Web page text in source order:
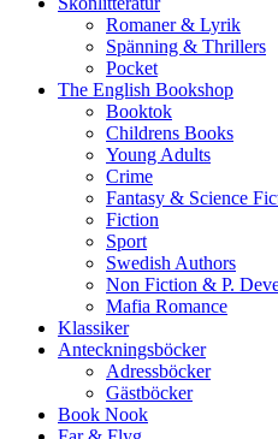
Romaner & Lyrik
Spänning & Thrillers
Pocket
The English Bookshop
Booktok
Childrens Books
Young Adults
Crime
Fantasy & Science
Fiction
Sport
Swedish Authors
Non Fiction & P.
Mafia Romance
Klassiker
Anteckningsböcker
Adressböcker
Gästböcker
Book Nook